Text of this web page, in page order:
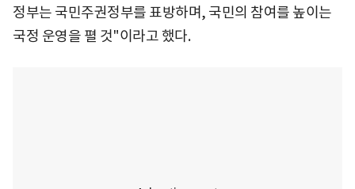
정부는 국민주권정부를 표방하며, 국민의 참여를 높이는
국정 운영을 펼 것"이라고 했다.